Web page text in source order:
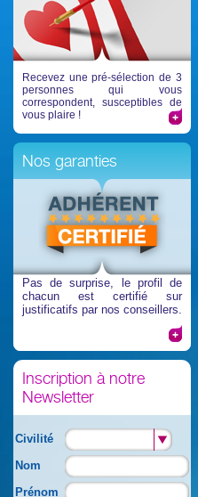
Recevez une pré-sélection de 3
personnes qui vous
correspondent, susceptibles de
vous plaire !
Nos garanties
Pas de surprise, le profil de
chacun est certifié sur
justificatifs par nos conseillers.
Inscription à notre
Newsletter
Civilité
Nom
Prénom